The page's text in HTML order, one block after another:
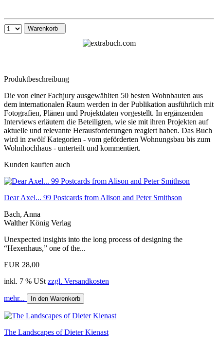
Warenkorb
Produktbeschreibung
Die von einer Fachjury ausgewählten 50 besten Wohnbauten aus
dem internationalen Raum werden in der Publikation ausführlich mit
Fotografien, Plänen und Projektdaten vorgestellt. In ergänzenden
Interviews erläutern die Beteiligten, wie sie mit ihren Projekten auf
aktuelle und relevante Herausforderungen reagiert haben. Das Buch
wird in zwölf Kategorien - vom geförderten Wohnungsbau bis zum
Wohnhochhaus - unterteilt und kommentiert.
Kunden kauften auch
Dear Axel... 99 Postcards from Alison and Peter Smithson
Bach, Anna
Walther König Verlag
Unexpected insights into the long process of designing the
“Hexenhaus,” one of the...
EUR 28,00
inkl. 7 % USt zzgl. Versandkosten
mehr... In den Warenkorb
The Landscapes of Dieter Kienast